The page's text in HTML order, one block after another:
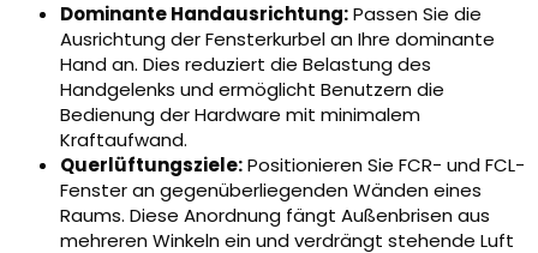
Dominante Handausrichtung:Passen Sie die
Ausrichtung der Fensterkurbel an Ihre dominante
Hand an. Dies reduziert die Belastung des
Handgelenks und ermöglicht Benutzern die
Bedienung der Hardware mit minimalem
Kraftaufwand.
Querlüftungsziele:Positionieren Sie FCR- und FCL-
Fenster an gegenüberliegenden Wänden eines
Raums. Diese Anordnung fängt Außenbrisen aus
mehreren Winkeln ein und verdrängt stehende Luft